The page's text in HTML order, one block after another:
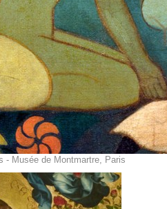
- Musée de Montmartre, Paris